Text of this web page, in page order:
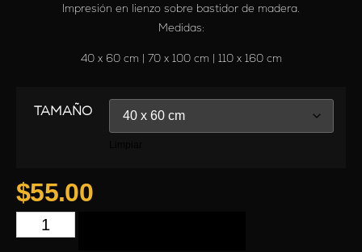
Impresión en lienzo sobre bastidor de madera.
Medidas:
40 x 60 cm | 70 x 100 cm | 110 x 160 cm
TAMAÑO
$55.00